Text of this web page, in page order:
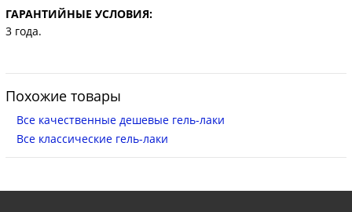
ГАРАНТИЙНЫЕ УСЛОВИЯ:
3 года.
Похожие товары
Все качественные дешевые гель-лаки
Все классические гель-лаки